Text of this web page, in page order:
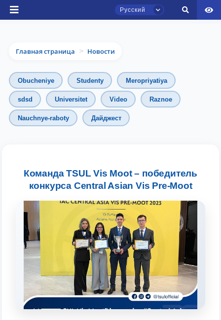
Русский
Главная страница > Новости
Obucheniye Studenty Meropriyatiya
sdsd Universitet Video Raznoe
Nauchnye-raboty Дайджест
Команда TSUL Vis Moot – победитель
конкурса Central Asian Vis Pre-Moot
Чат приёмной комиссии ТГЮУ
Онлайн
Оставляйте здесь свои обращения по
Выберите тему — затем появятся
конкретные вопросы:
1. Документы (бакалавр) (5)
3. Собеседование (бакалавр) (8)
4. Собеседование (магистр) (5) 5. Стоимость обучения (2)